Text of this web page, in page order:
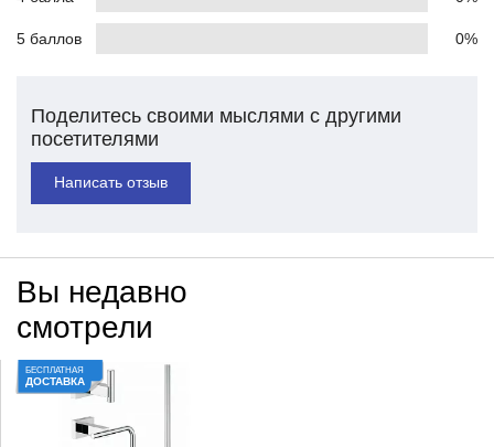
5 баллов 0%
Поделитесь своими мыслями с другими
посетителями
Написать отзыв
Вы недавно
смотрели
БЕСПЛАТНАЯ
ДОСТАВКА